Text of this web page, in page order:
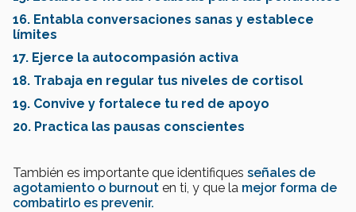
16. Entabla conversaciones sanas y establece
límites
17. Ejerce la autocompasión activa
18. Trabaja en regular tus niveles de cortisol
19. Convive y fortalece tu red de apoyo
20. Practica las pausas conscientes
También es importante que identifiques señales de
agotamiento o burnout en ti, y que la mejor forma de
combatirlo es prevenir.